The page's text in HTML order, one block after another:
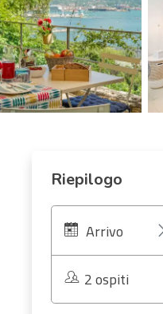
Riepilogo
Arrivo
2 ospiti